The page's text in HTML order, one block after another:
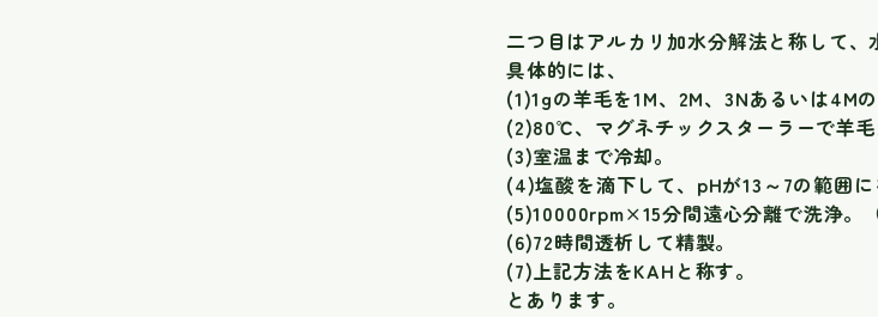
二つ目はアルカリ加水分解法と称して、
具体的には、
(1)1gの羊毛を1M、2M、3Nあるいは4M
(2)80℃、マグネチックスターラーで羊毛
(3)室温まで冷却。
(4)塩酸を滴下して、pHが13～7の範囲に
(5)10000rpm×15分間遠心分離で洗浄。
(6)72時間透析して精製。
(7)上記方法をKAHと称す。
とあります。